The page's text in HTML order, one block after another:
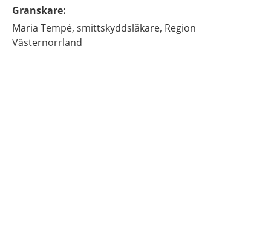
Granskare:
Maria Tempé, smittskyddsläkare, Region
Västernorrland